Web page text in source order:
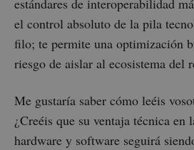
estándares de interoperabilidad
el control absoluto de la pila
filo; te permite una optimización
riesgo de aislar al ecosistema del
Me gustaría saber cómo leéis
¿Creéis que su ventaja técnica en
hardware y software seguirá